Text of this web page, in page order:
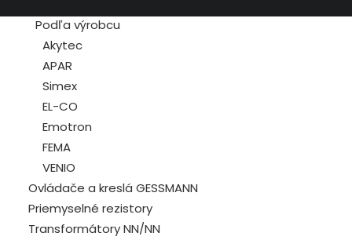
Podľa výrobcu
Akytec
APAR
Simex
EL-CO
Emotron
FEMA
VENIO
Ovládače a kreslá GESSMANN
Priemyselné rezistory
Transformátory NN/NN